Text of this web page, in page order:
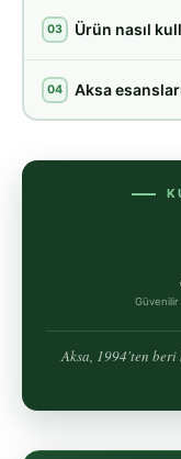
03 Ürün nasıl
04 Aksa
Aksa, 1994'ten